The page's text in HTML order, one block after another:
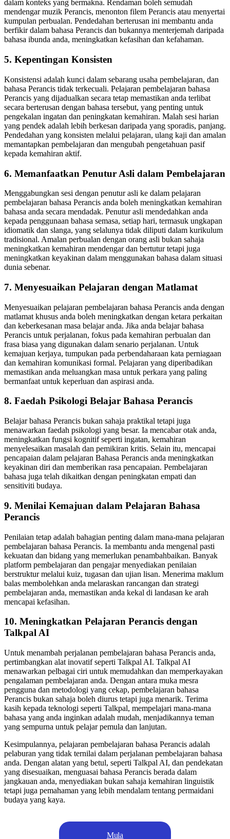
dalam konteks yang bermakna. Rendaman boleh semudah
mendengar muzik Perancis, menonton filem Perancis atau menyertai
kumpulan perbualan. Pendedahan berterusan ini membantu anda
berfikir dalam bahasa Perancis dan bukannya menterjemah daripada
bahasa ibunda anda, meningkatkan kefasihan dan kefahaman.
5. Kepentingan Konsisten
Konsistensi adalah kunci dalam sebarang usaha pembelajaran, dan
bahasa Perancis tidak terkecuali. Pelajaran pembelajaran bahasa
Perancis yang dijadualkan secara tetap memastikan anda terlibat
secara berterusan dengan bahasa tersebut, yang penting untuk
pengekalan ingatan dan peningkatan kemahiran. Malah sesi harian
yang pendek adalah lebih berkesan daripada yang sporadis, panjang.
Pendedahan yang konsisten melalui pelajaran, ulang kaji dan amalan
memantapkan pembelajaran dan mengubah pengetahuan pasif
kepada kemahiran aktif.
6. Memanfaatkan Penutur Asli dalam Pembelajaran
Menggabungkan sesi dengan penutur asli ke dalam pelajaran
pembelajaran bahasa Perancis anda boleh meningkatkan kemahiran
bahasa anda secara mendadak. Penutur asli mendedahkan anda
kepada penggunaan bahasa semasa, setiap hari, termasuk ungkapan
idiomatik dan slanga, yang selalunya tidak diliputi dalam kurikulum
tradisional. Amalan perbualan dengan orang asli bukan sahaja
meningkatkan kemahiran mendengar dan bertutur tetapi juga
meningkatkan keyakinan dalam menggunakan bahasa dalam situasi
dunia sebenar.
7. Menyesuaikan Pelajaran dengan Matlamat
Menyesuaikan pelajaran pembelajaran bahasa Perancis anda dengan
matlamat khusus anda boleh meningkatkan dengan ketara perkaitan
dan keberkesanan masa belajar anda. Jika anda belajar bahasa
Perancis untuk perjalanan, fokus pada kemahiran perbualan dan
frasa biasa yang digunakan dalam senario perjalanan. Untuk
kemajuan kerjaya, tumpukan pada perbendaharaan kata perniagaan
dan kemahiran komunikasi formal. Pelajaran yang diperibadikan
memastikan anda meluangkan masa untuk perkara yang paling
bermanfaat untuk keperluan dan aspirasi anda.
8. Faedah Psikologi Belajar Bahasa Perancis
Belajar bahasa Perancis bukan sahaja praktikal tetapi juga
menawarkan faedah psikologi yang besar. Ia mencabar otak anda,
meningkatkan fungsi kognitif seperti ingatan, kemahiran
menyelesaikan masalah dan pemikiran kritis. Selain itu, mencapai
pencapaian dalam pelajaran Bahasa Perancis anda meningkatkan
keyakinan diri dan memberikan rasa pencapaian. Pembelajaran
bahasa juga telah dikaitkan dengan peningkatan empati dan
sensitiviti budaya.
9. Menilai Kemajuan dalam Pelajaran Bahasa
Perancis
Penilaian tetap adalah bahagian penting dalam mana-mana pelajaran
pembelajaran bahasa Perancis. Ia membantu anda mengenal pasti
kekuatan dan bidang yang memerlukan penambahbaikan. Banyak
platform pembelajaran dan pengajar menyediakan penilaian
berstruktur melalui kuiz, tugasan dan ujian lisan. Menerima maklum
balas membolehkan anda melaraskan rancangan dan strategi
pembelajaran anda, memastikan anda kekal di landasan ke arah
mencapai kefasihan.
10. Meningkatkan Pelajaran Perancis dengan
Talkpal AI
Untuk menambah perjalanan pembelajaran bahasa Perancis anda,
pertimbangkan alat inovatif seperti Talkpal AI. Talkpal AI
menawarkan pelbagai ciri untuk memudahkan dan memperkayakan
pengalaman pembelajaran anda. Dengan antara muka mesra
pengguna dan metodologi yang cekap, pembelajaran bahasa
Perancis bukan sahaja boleh diurus tetapi juga menarik. Terima
kasih kepada teknologi seperti Talkpal, mempelajari mana-mana
bahasa yang anda inginkan adalah mudah, menjadikannya teman
yang sempurna untuk pelajar pemula dan lanjutan.
Kesimpulannya, pelajaran pembelajaran bahasa Perancis adalah
pelaburan yang tidak ternilai dalam perjalanan pembelajaran bahasa
anda. Dengan alatan yang betul, seperti Talkpal AI, dan pendekatan
yang disesuaikan, menguasai bahasa Perancis berada dalam
jangkauan anda, menyediakan bukan sahaja kemahiran linguistik
tetapi juga pemahaman yang lebih mendalam tentang permaidani
budaya yang kaya.
Mula